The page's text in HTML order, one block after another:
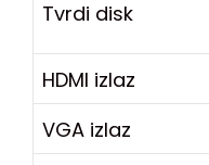
Tvrdi disk
HDMI izlaz
VGA izlaz